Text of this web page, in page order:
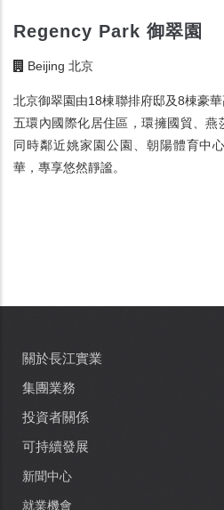
Regency Park 御翠園
Beijing 北京
北京御翠園由18棟聯排府邸及8棟豪
五環內國際化居住區，環擁國貿、燕
同時鄰近姚家園公園、朝陽體育中
華，專享悠然靜謐。
Main
navigation
關於長江實業
集團業務
投資者關係
可持續發展
新聞中心
就業機會